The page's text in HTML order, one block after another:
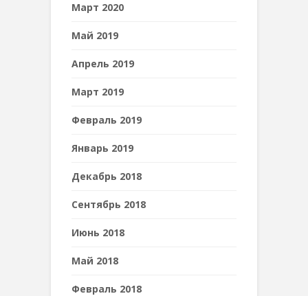
Март 2020
Май 2019
Апрель 2019
Март 2019
Февраль 2019
Январь 2019
Декабрь 2018
Сентябрь 2018
Июнь 2018
Май 2018
Февраль 2018